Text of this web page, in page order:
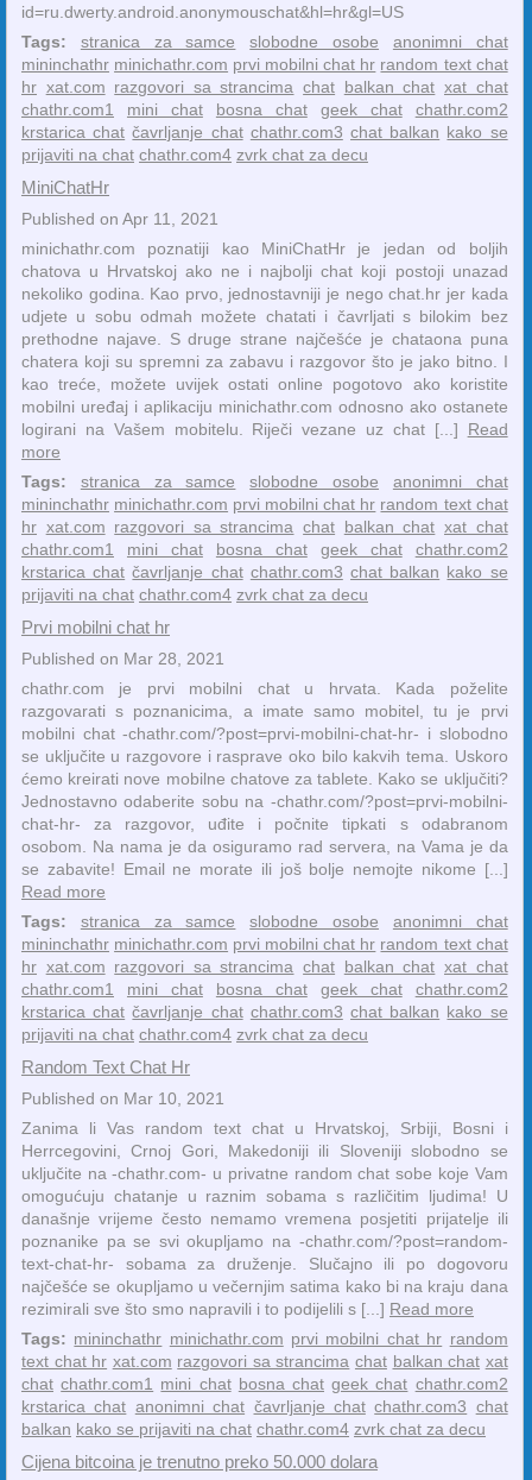
id=ru.dwerty.android.anonymouschat&hl=hr&gl=US
Tags:
stranica za samce slobodne osobe
anonimni chat
mininchathr minichathr.com prvi mobilni chat hr random text chat
hr xat.com razgovori sa strancima chat balkan chat xat chat
chathr.com1
mini chat bosna chat geek chat
chathr.com2
krstarica chat čavrljanje chat chathr.com3 chat balkan kako se
prijaviti na chat chathr.com4 zvrk chat za decu
MiniChatHr
Published on Apr 11, 2021
minichathr.com poznatiji kao MiniChatHr je jedan od boljih
chatova u Hrvatskoj ako ne i najbolji chat koji postoji unazad
nekoliko godina. Kao prvo, jednostavniji je nego chat.hr jer kada
udjete u sobu odmah možete chatati i čavrljati s bilokim bez
prethodne najave. S druge strane najčešće je chataona puna
chatera koji su spremni za zabavu i razgovor što je jako bitno. I
kao treće, možete uvijek ostati online pogotovo ako koristite
mobilni uređaj i aplikaciju minichathr.com odnosno ako ostanete
logirani na Vašem mobitelu. Riječi vezane uz chat [...] Read
more
Tags:
stranica za samce slobodne osobe
anonimni chat
mininchathr minichathr.com prvi mobilni chat hr random text chat
hr xat.com razgovori sa strancima chat balkan chat xat chat
chathr.com1
mini chat bosna chat geek chat
chathr.com2
krstarica chat čavrljanje chat chathr.com3 chat balkan kako se
prijaviti na chat chathr.com4 zvrk chat za decu
Prvi mobilni chat hr
Published on Mar 28, 2021
chathr.com je prvi mobilni chat u hrvata. Kada poželite
razgovarati s poznanicima, a imate samo mobitel, tu je prvi
mobilni chat -chathr.com/?post=prvi-mobilni-chat-hr- i slobodno
se uključite u razgovore i rasprave oko bilo kakvih tema. Uskoro
ćemo kreirati nove mobilne chatove za tablete. Kako se uključiti?
Jednostavno odaberite sobu na -chathr.com/?post=prvi-mobilni-
chat-hr- za razgovor, uđite i počnite tipkati s odabranom
osobom. Na nama je da osiguramo rad servera, na Vama je da
se zabavite! Email ne morate ili još bolje nemojte nikome [...]
Read more
Tags:
stranica za samce slobodne osobe
anonimni chat
mininchathr minichathr.com prvi mobilni chat hr random text chat
hr xat.com razgovori sa strancima chat balkan chat xat chat
chathr.com1
mini chat bosna chat geek chat
chathr.com2
krstarica chat čavrljanje chat chathr.com3 chat balkan kako se
prijaviti na chat chathr.com4 zvrk chat za decu
Random Text Chat Hr
Published on Mar 10, 2021
Zanima li Vas random text chat u Hrvatskoj, Srbiji, Bosni i
Herrcegovini, Crnoj Gori, Makedoniji ili Sloveniji slobodno se
uključite na -chathr.com- u privatne random chat sobe koje Vam
omogućuju chatanje u raznim sobama s različitim ljudima! U
današnje vrijeme često nemamo vremena posjetiti prijatelje ili
poznanike pa se svi okupljamo na -chathr.com/?post=random-
text-chat-hr- sobama za druženje. Slučajno ili po dogovoru
najčešće se okupljamo u večernjim satima kako bi na kraju dana
rezimirali sve što smo napravili i to podijelili s [...] Read more
Tags: mininchathr minichathr.com prvi mobilni chat hr random
text chat hr xat.com razgovori sa strancima chat balkan chat xat
chat chathr.com1 mini chat bosna chat geek chat chathr.com2
krstarica chat anonimni chat čavrljanje chat chathr.com3 chat
balkan kako se prijaviti na chat chathr.com4 zvrk chat za decu
Cijena bitcoina je trenutno preko 50.000 dolara